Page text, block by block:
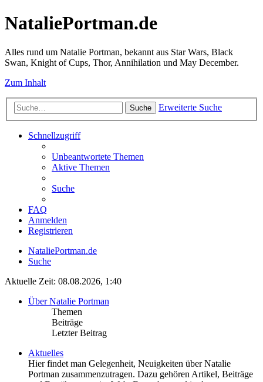
NataliePortman.de
Alles rund um Natalie Portman, bekannt aus Star Wars, Black
Swan, Knight of Cups, Thor, Annihilation und May December.
Zum Inhalt
Suche Erweiterte Suche
Schnellzugriff
Unbeantwortete Themen
Aktive Themen
Suche
FAQ
Anmelden
Registrieren
NataliePortman.de
Suche
Aktuelle Zeit: 08.08.2026, 1:40
Über Natalie Portman
Themen
Beiträge
Letzter Beitrag
Aktuelles
Hier findet man Gelegenheit, Neuigkeiten über Natalie
Portman zusammenzutragen. Dazu gehören Artikel, Beiträge